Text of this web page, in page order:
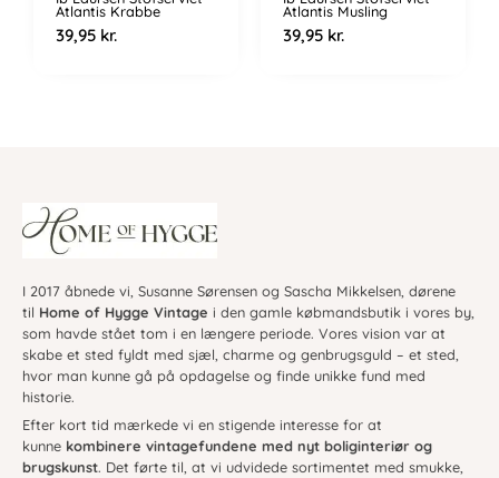
Atlantis Krabbe
39,95 kr.
Atlantis Musling
39,95 kr.
I 2017 åbnede vi, Susanne Sørensen og Sascha Mikkelsen, dørene
til Home of Hygge Vintage i den gamle købmandsbutik i vores by,
som havde stået tom i en længere periode. Vores vision var at
skabe et sted fyldt med sjæl, charme og genbrugsguld – et sted,
hvor man kunne gå på opdagelse og finde unikke fund med
historie.
Efter kort tid mærkede vi en stigende interesse for at
kunne kombinere vintagefundene med nyt boliginteriør og
brugskunst. Det førte til, at vi udvidede sortimentet med smukke,